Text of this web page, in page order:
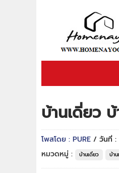
บ้านเดี่ยว
โพสโดย : PURE / วันที่ :
หมวดหมู่ :
บ้านเดี่ยว บ้า